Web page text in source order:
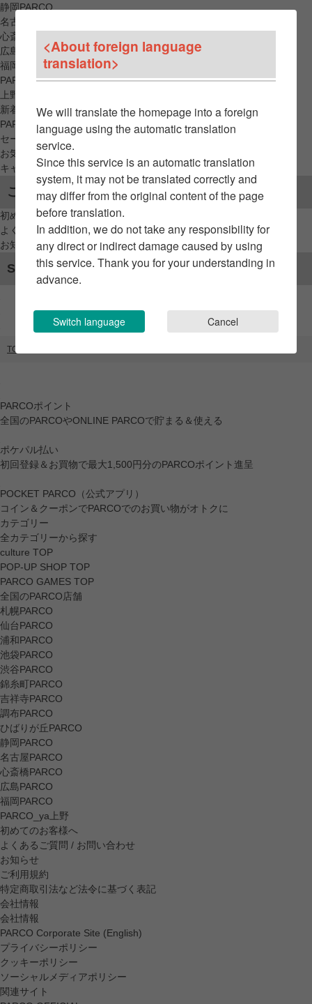
静岡PARCO
名古屋PARCO
心斎橋PARCO
広島PARCO
福岡PARCO
PARCO_ya
上野
新着アイテムから探す
PARCO限定アイテムから探す
セールアイテムから探す
お気に入りから探す
キャンペーン/クーポン対象から探す
ご利用案内
初めてのお客様へ
よくあるご質問 / お問い合わせ
お知らせ
SNSアカウント
TOP
PARCOポイント
全国のPARCOやONLINE PARCOで貯まる＆使える
ポケパル払い
初回登録＆お買物で最大1,500円分のPARCOポイント進呈
POCKET PARCO（公式アプリ）
コイン＆クーポンでPARCOでのお買い物がオトクに
カテゴリー
全カテゴリーから探す
culture TOP
POP-UP SHOP TOP
PARCO GAMES TOP
全国のPARCO店舗
札幌PARCO
仙台PARCO
浦和PARCO
池袋PARCO
渋谷PARCO
錦糸町PARCO
吉祥寺PARCO
調布PARCO
ひばりが丘PARCO
静岡PARCO
名古屋PARCO
心斎橋PARCO
広島PARCO
福岡PARCO
PARCO_ya上野
初めてのお客様へ
よくあるご質問 / お問い合わせ
お知らせ
ご利用規約
特定商取引法など法令に基づく表記
会社情報
会社情報
PARCO Corporate Site (English)
プライバシーポリシー
クッキーポリシー
ソーシャルメディアポリシー
関連サイト
<About foreign language
translation>
We will translate the homepage into a foreign
language using the automatic translation
service.
Since this service is an automatic translation
system, it may not be translated correctly and
may differ from the original content of the page
before translation.
In addition, we do not take any responsibility for
any direct or indirect damage caused by using
this service. Thank you for your understanding in
advance.
Switch language Cancel